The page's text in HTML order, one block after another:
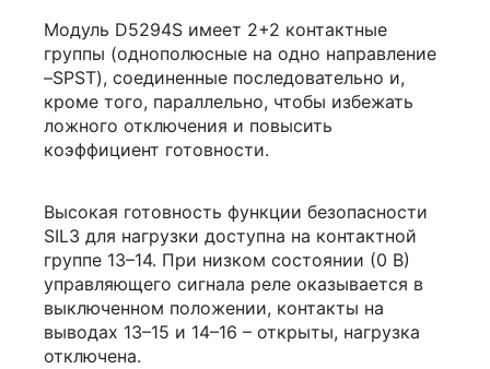
Модуль D5294S имеет 2+2 контактные
группы (однополюсные на одно направление
–SPST), соединенные последовательно и,
кроме того, параллельно, чтобы избежать
ложного отключения и повысить
коэффициент готовности.
Высокая готовность функции безопасности
SIL3 для нагрузки доступна на контактной
группе 13–14. При низком состоянии (0 В)
управляющего сигнала реле оказывается в
выключенном положении, контакты на
выводах 13–15 и 14–16 – открыты, нагрузка
отключена.